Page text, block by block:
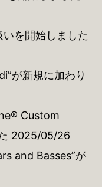
を開始しました
が新規に加わり
Custom
2025/05/26
and Basses”が